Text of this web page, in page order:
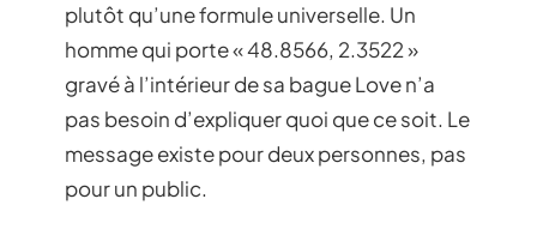
plutôt qu’une formule universelle. Un
homme qui porte « 48.8566, 2.3522 »
gravé à l’intérieur de sa bague Love n’a
pas besoin d’expliquer quoi que ce soit. Le
message existe pour deux personnes, pas
pour un public.